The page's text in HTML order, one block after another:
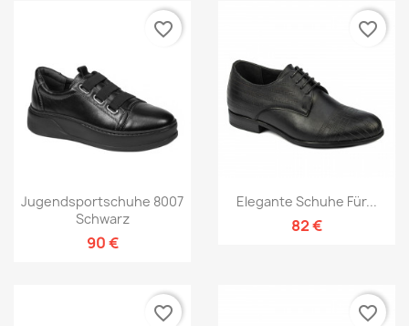
Jugendsportschuhe 8007
Schwarz
90 €
favorite_border
Elegante Schuhe Für...
82 €
favorite_border
favorite_border favorite_border